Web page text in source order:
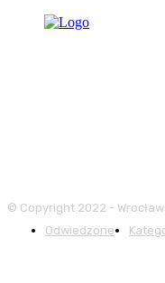
© Copyright 2022 -
Odwiedzone